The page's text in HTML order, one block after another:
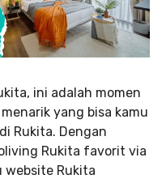
ini adalah momen
yang bisa kamu
Rukita. Dengan
Rukita favorit via
Rukita